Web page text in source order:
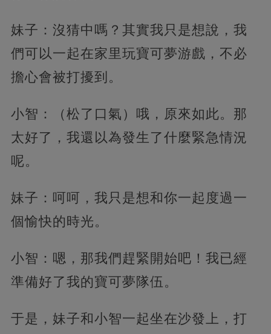
妹子：沒猜中嗎？其實我只是想說，我
們可以一起在家里玩寶可夢游戲，不必
擔心會被打擾到。
小智：（松了口氣）哦，原來如此。那
太好了，我還以為發生了什麼緊急情況
呢。
妹子：呵呵，我只是想和你一起度過一
個愉快的時光。
小智：嗯，那我們趕緊開始吧！我已經
準備好了我的寶可夢隊伍。
于是，妹子和小智一起坐在沙發上，打